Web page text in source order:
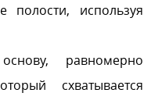
полости, используя
равномерно
схватывается